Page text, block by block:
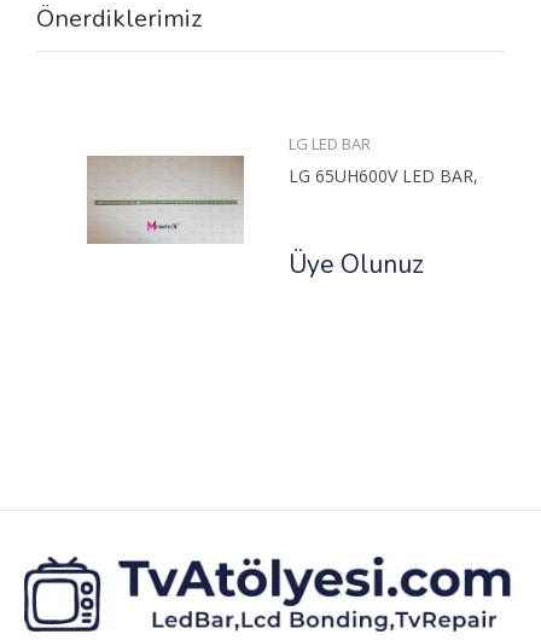
Önerdiklerimiz
LG LED BAR
LG 65UH600V LED BAR,
Üye Olunuz